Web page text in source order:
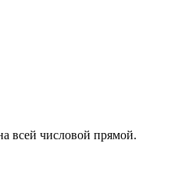
всей числовой прямой.